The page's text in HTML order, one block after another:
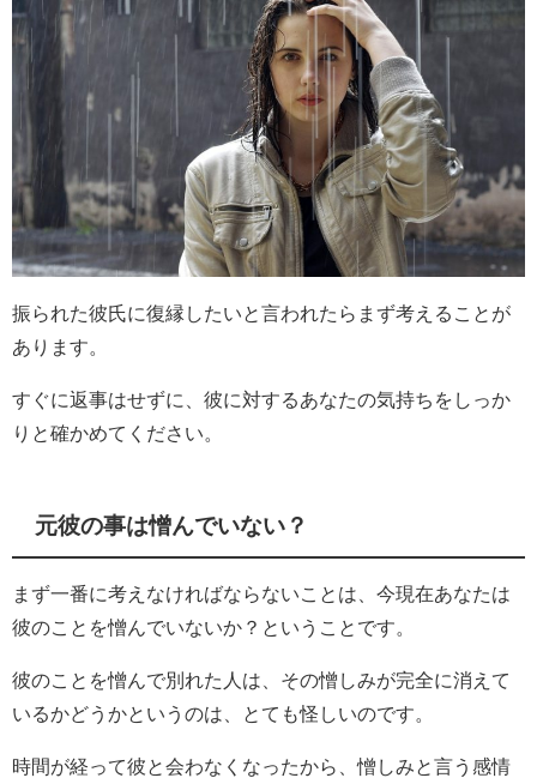
振られた彼氏に復縁したいと言われたらまず考えることが
あります。
すぐに返事はせずに、彼に対するあなたの気持ちをしっか
りと確かめてください。
元彼の事は憎んでいない？
まず一番に考えなければならないことは、今現在あなたは
彼のことを憎んでいないか？ということです。
彼のことを憎んで別れた人は、その憎しみが完全に消えて
いるかどうかというのは、とても怪しいのです。
時間が経って彼と会わなくなったから、憎しみと言う感情